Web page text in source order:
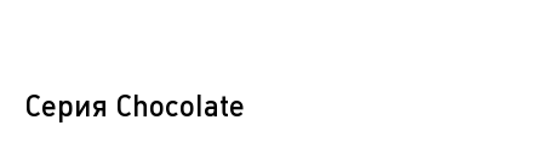
Серия Сhocolate